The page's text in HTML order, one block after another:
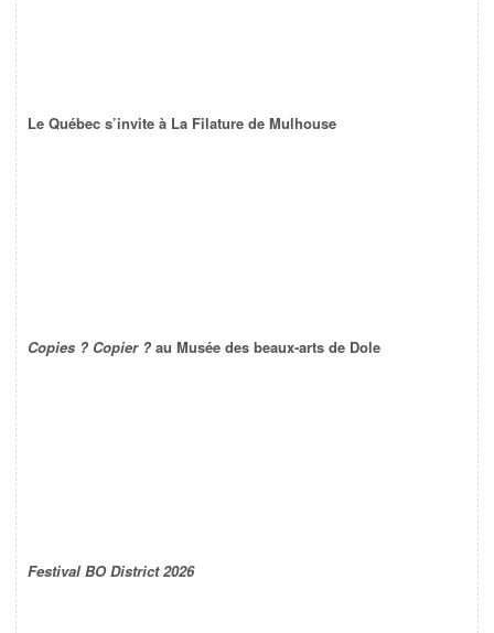
Le Québec s’invite à La Filature de Mulhouse
Copies ? Copier ? au Musée des beaux-arts de Dole
Festival BO District 2026